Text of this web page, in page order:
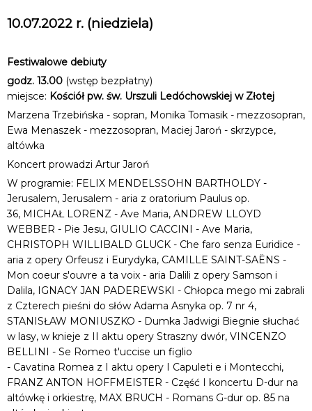
10.07.2022 r. (niedziela)
Festiwalowe debiuty
godz. 13.00 (wstęp bezpłatny)
miejsce: Kościół pw. św. Urszuli Ledóchowskiej w Złotej
Marzena Trzebińska - sopran, Monika Tomasik - mezzosopran,
Ewa Menaszek - mezzosopran, Maciej Jaroń - skrzypce,
altówka
Koncert prowadzi Artur Jaroń
W programie: FELIX MENDELSSOHN BARTHOLDY -
Jerusalem, Jerusalem - aria z oratorium Paulus op.
36, MICHAŁ LORENZ - Ave Maria, ANDREW LLOYD
WEBBER - Pie Jesu, GIULIO CACCINI - Ave Maria,
CHRISTOPH WILLIBALD GLUCK - Che faro senza Euridice -
aria z opery Orfeusz i Eurydyka, CAMILLE SAINT-SAËNS -
Mon coeur s'ouvre a ta voix - aria Dalili z opery Samson i
Dalila, IGNACY JAN PADEREWSKI - Chłopca mego mi zabrali
z Czterech pieśni do słów Adama Asnyka op. 7 nr 4,
STANISŁAW MONIUSZKO - Dumka Jadwigi Biegnie słuchać
w lasy, w knieje z II aktu opery Straszny dwór, VINCENZO
BELLINI - Se Romeo t'uccise un figlio
- Cavatina Romea z I aktu opery I Capuleti e i Montecchi,
FRANZ ANTON HOFFMEISTER - Część I koncertu D-dur na
altówkę i orkiestrę, MAX BRUCH - Romans G-dur op. 85 na